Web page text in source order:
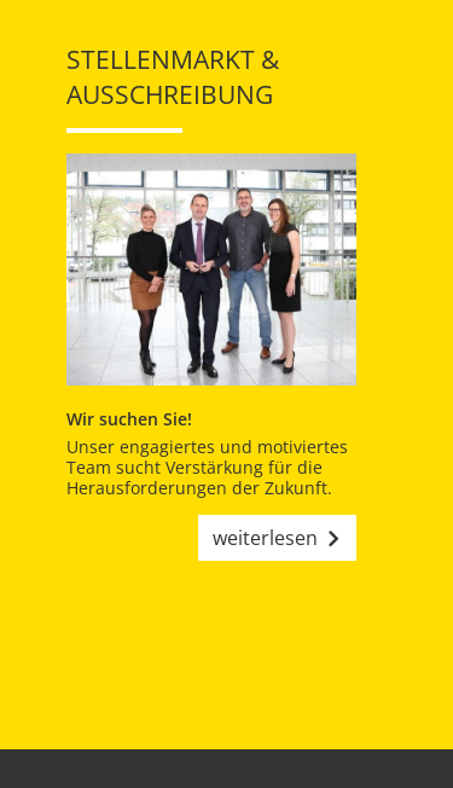
STELLENMARKT &
AUSSCHREIBUNG
Wir suchen Sie!
Unser engagiertes und motiviertes
Team sucht Verstärkung für die
Herausforderungen der Zukunft.
weiterlesen